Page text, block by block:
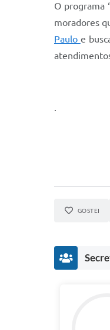
O programa
moradores
Paulo e
.
GOSTEI